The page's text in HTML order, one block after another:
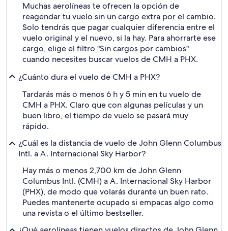
Muchas aerolíneas te ofrecen la opción de
reagendar tu vuelo sin un cargo extra por el cambio.
Solo tendrás que pagar cualquier diferencia entre el
vuelo original y el nuevo, si la hay. Para ahorrarte ese
cargo, elige el filtro "Sin cargos por cambios"
cuando necesites buscar vuelos de CMH a PHX.
¿Cuánto dura el vuelo de CMH a PHX?
Tardarás más o menos 6 h y 5 min en tu vuelo de
CMH a PHX. Claro que con algunas películas y un
buen libro, el tiempo de vuelo se pasará muy
rápido.
¿Cuál es la distancia de vuelo de John Glenn Columbus
Intl. a A. Internacional Sky Harbor?
Hay más o menos 2,700 km de John Glenn
Columbus Intl. (CMH) a A. Internacional Sky Harbor
(PHX), de modo que volarás durante un buen rato.
Puedes mantenerte ocupado si empacas algo como
una revista o el último bestseller.